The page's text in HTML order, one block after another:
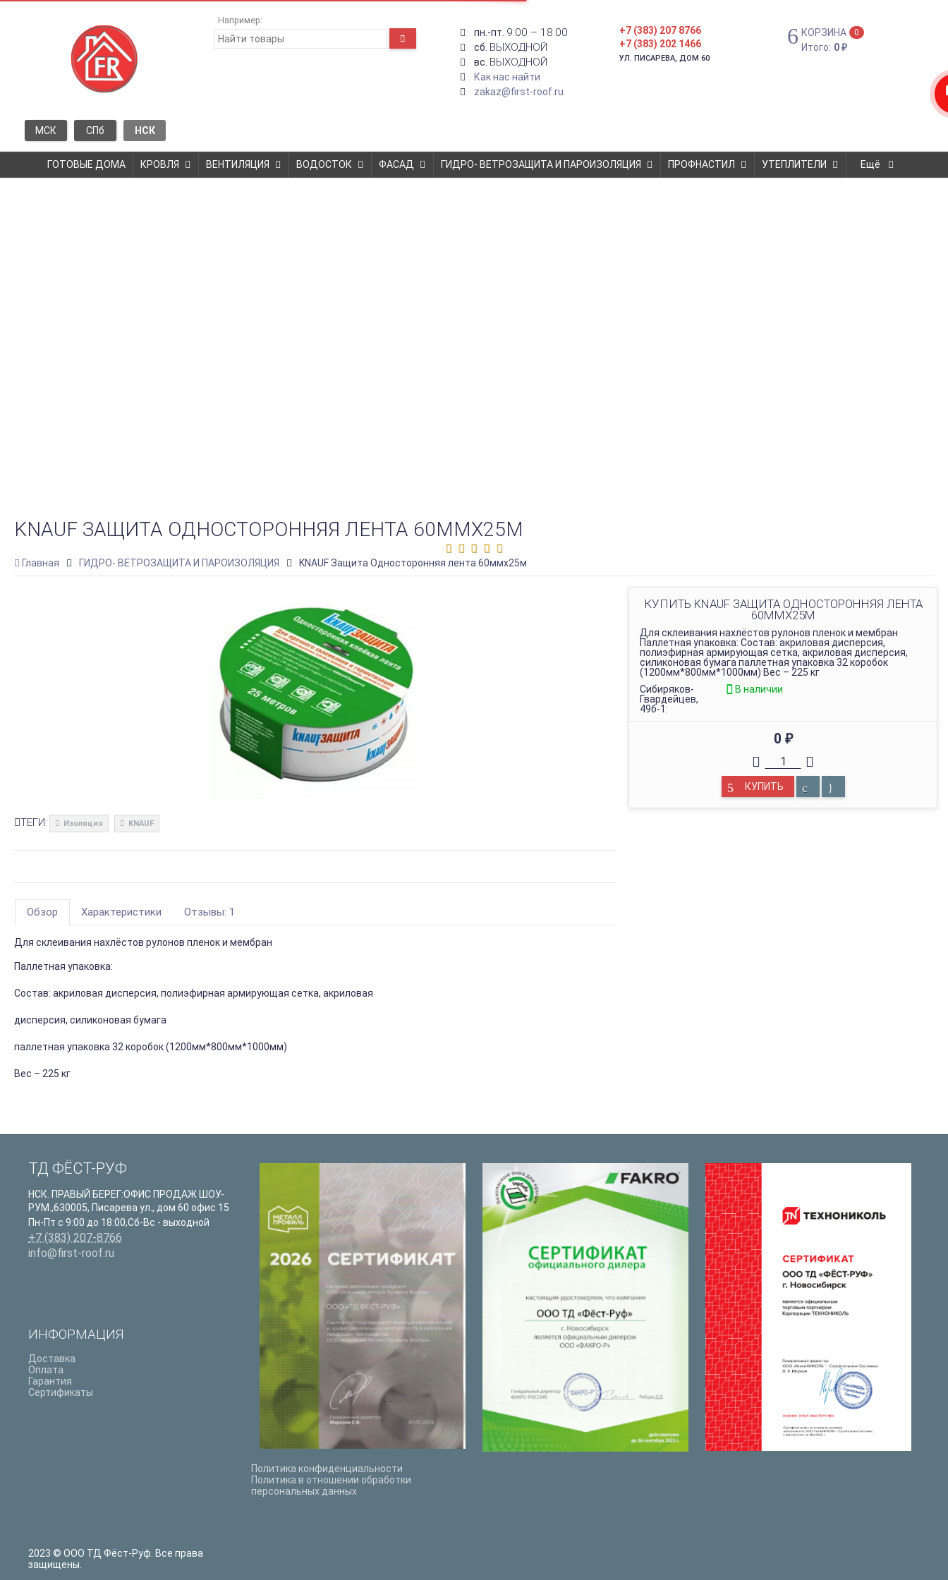
МСК СПб НСК
Например:
пн.-пт. 9:00 – 18:00
сб. ВЫХОДНОЙ
вс. ВЫХОДНОЙ
Как нас найти
zakaz@first-roof.ru
+7 (383) 207 8766
+7 (383) 202 1466
УЛ. ПИСАРЕВА, ДОМ 60
КОРЗИНА 0
Итого: 0₽
ГОТОВЫЕ ДОМА КРОВЛЯ ВЕНТИЛЯЦИЯ ВОДОСТОК ФАСАД ГИДРО- ВЕТРОЗАЩИТА И ПАРОИЗОЛЯЦИЯ ПРОФНАСТИЛ УТЕПЛИТЕЛИ Ещё
KNAUF ЗАЩИТА ОДНОСТОРОННЯЯ ЛЕНТА 60ММХ25М
Главная ГИДРО- ВЕТРОЗАЩИТА И ПАРОИЗОЛЯЦИЯ KNAUF Защита Односторонняя лента 60ммх25м
КУПИТЬ KNAUF ЗАЩИТА ОДНОСТОРОННЯЯ ЛЕНТА
60ММХ25М
Для склеивания нахлёстов рулонов пленок и мембран
Паллетная упаковка: Состав: акриловая дисперсия,
полиэфирная армирующая сетка, акриловая дисперсия,
силиконовая бумага паллетная упаковка 32 коробок
(1200мм*800мм*1000мм) Вес – 225 кг
Сибиряков-
Гвардейцев,
49б-1:
В наличии
0 ₽
КУПИТЬ
ТЕГИ: Изоляция KNAUF
Обзор Характеристики Отзывы: 1
Для склеивания нахлёстов рулонов пленок и мембран
Паллетная упаковка:
Состав: акриловая дисперсия, полиэфирная армирующая сетка, акриловая
дисперсия, силиконовая бумага
паллетная упаковка 32 коробок (1200мм*800мм*1000мм)
Вес – 225 кг
ТД ФЁСТ-РУФ
НСК. ПРАВЫЙ БЕРЕГ:ОФИС ПРОДАЖ ШОУ-
РУМ.,630005, Писарева ул., дом 60 офис 15
Пн-Пт с 9:00 до 18:00,Сб-Вс - выходной
+7 (383) 207-8766
info@first-roof.ru
ИНФОРМАЦИЯ
Доставка
Оплата
Гарантия
Сертификаты
Политика конфиденциальности
Политика в отношении обработки
персональных данных
2023 © ООО ТД Фёст-Руф. Все права
защищены.